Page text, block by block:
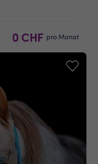
0 CHF pro Monat